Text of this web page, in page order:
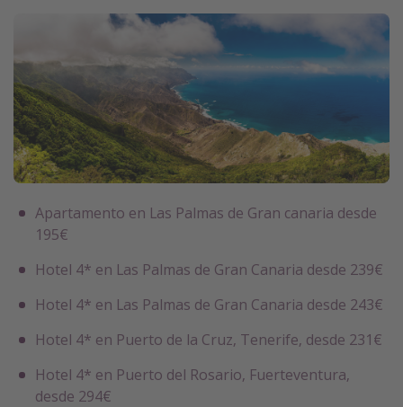
Apartamento en Las Palmas de Gran canaria desde
195€
Hotel 4* en Las Palmas de Gran Canaria desde 239€
Hotel 4* en Las Palmas de Gran Canaria desde 243€
Hotel 4* en Puerto de la Cruz, Tenerife, desde 231€
Hotel 4* en Puerto del Rosario, Fuerteventura,
desde 294€